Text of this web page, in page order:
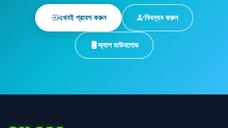
এখনই প্রবেশ করুন নিবন্ধন করুন
অ্যাপ ডাউনলোড